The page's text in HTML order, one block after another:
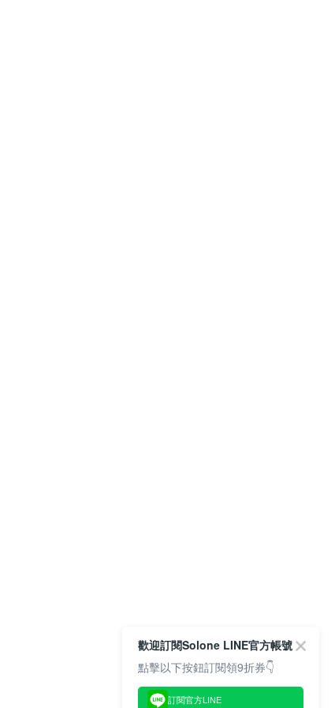
歡迎訂閱Solone LINE官方帳號
點擊以下按鈕訂閱領9折券👇
訂閱官方LINE